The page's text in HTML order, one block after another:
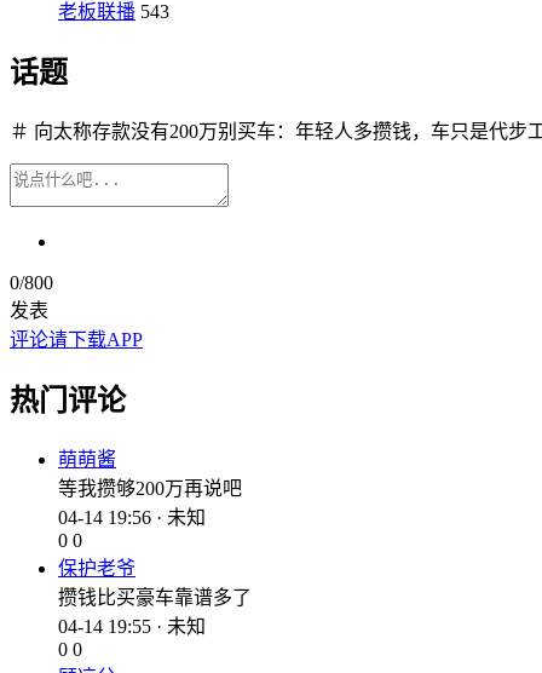
老板联播 543
话题
＃ 向太称存款没有200万别买车：年轻人多攒钱，车只是代步
0/800
发表
评论请下载APP
热门评论
萌萌酱
等我攒够200万再说吧
04-14 19:56 · 未知
0 0
保护老爷
攒钱比买豪车靠谱多了
04-14 19:55 · 未知
0 0